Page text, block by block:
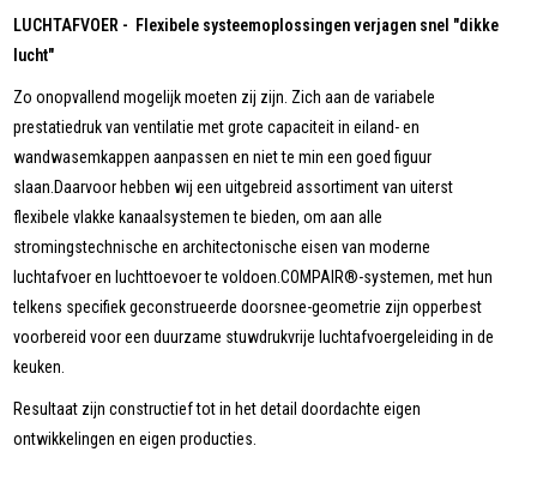
LUCHTAFVOER - Flexibele systeemoplossingen verjagen snel "dikke
lucht"
Zo onopvallend mogelijk moeten zij zijn. Zich aan de variabele
prestatiedruk van ventilatie met grote capaciteit in eiland- en
wandwasemkappen aanpassen en niet te min een goed figuur
slaan.Daarvoor hebben wij een uitgebreid assortiment van uiterst
flexibele vlakke kanaalsystemen te bieden, om aan alle
stromingstechnische en architectonische eisen van moderne
luchtafvoer en luchttoevoer te voldoen.COMPAIR®-systemen, met hun
telkens specifiek geconstrueerde doorsnee-geometrie zijn opperbest
voorbereid voor een duurzame stuwdrukvrije luchtafvoergeleiding in de
keuken.
Resultaat zijn constructief tot in het detail doordachte eigen
ontwikkelingen en eigen producties.